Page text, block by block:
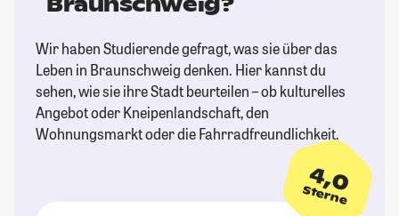
Wir haben Studierende gefragt, was sie über das
Leben in Braunschweig denken. Hier kannst du
sehen, wie sie ihre Stadt beurteilen – ob kulturelles
Angebot oder Kneipenlandschaft, den
Wohnungsmarkt oder die Fahrradfreundlichkeit.
4,0
Sterne